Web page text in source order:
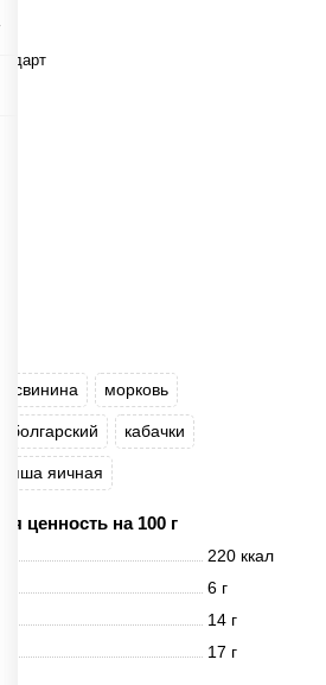
свинина морковь
болгарский кабачки
лапша яичная
ценность на 100 г
220 ккал
6 г
14 г
17 г